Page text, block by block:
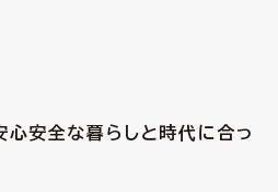
全な暮らしと時代に合っ